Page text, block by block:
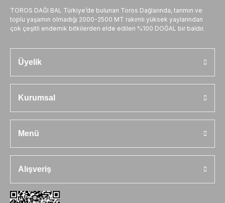
TOROS DAĞI BAL Türkiye’de bulunan Toros Dağlarında, tarımın ve
toplu yaşamın olmadığı 2000-2500 MT rakımlı yüksek yaylarından
çok çeşitli endemik bitkilerden elde edilen %100 DOĞAL bir baldır.
Üyelik
Kurumsal
Menü
Alışveriş